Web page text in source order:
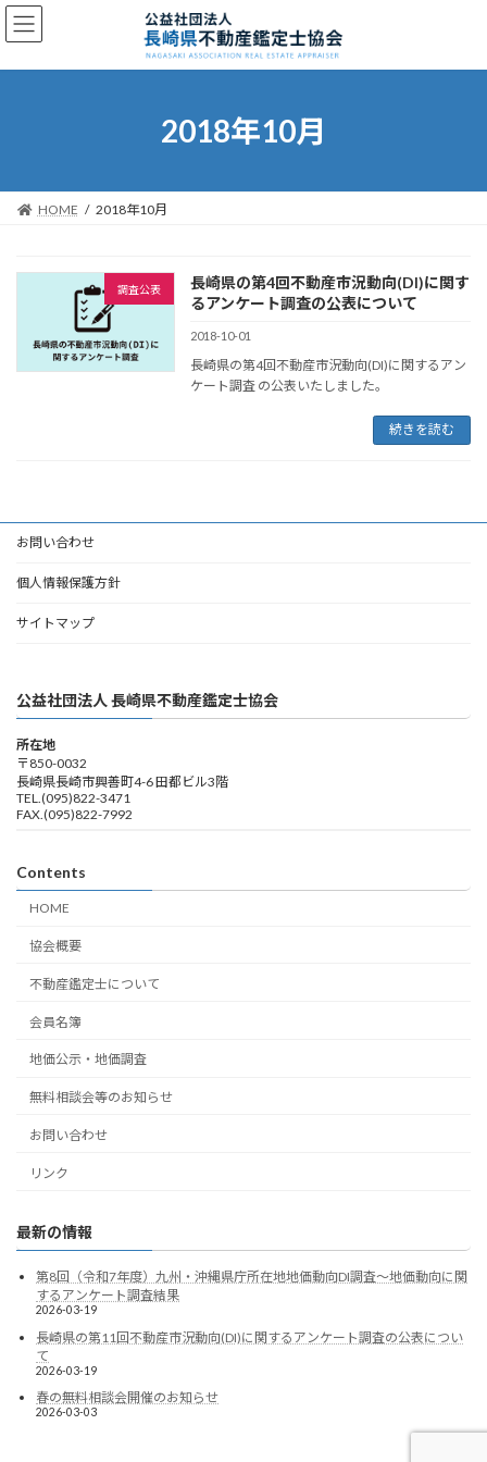
コ
ン
ン
ナ
ビ
ー
2018年10月
HOME 2018年10月
調査公表
長崎県の第4回不動産市況動向(DI)に関す
るアンケート調査の公表について
2018-10-01
長崎県の第4回不動産市況動向(DI)に関するアン
ケート調査 の公表いたしました。
続きを読む
お問い合わせ
個人情報保護方針
サイトマップ
公益社団法人 長崎県不動産鑑定士協会
所在地
〒850-0032
長崎県長崎市興善町4-6 田都ビル3階
TEL.(095)822-3471
FAX.(095)822-7992
Contents
HOME
協会概要
不動産鑑定士について
会員名簿
地価公示・地価調査
無料相談会等のお知らせ
お問い合わせ
リンク
最新の情報
第8回（令和7年度）九州・沖縄県庁所在地地価動向DI調査～地価動向に関
するアンケート調査結果
2026-03-19
長崎県の第11回不動産市況動向(DI)に関するアンケート調査の公表につい
て
2026-03-19
春の無料相談会開催のお知らせ
2026-03-03